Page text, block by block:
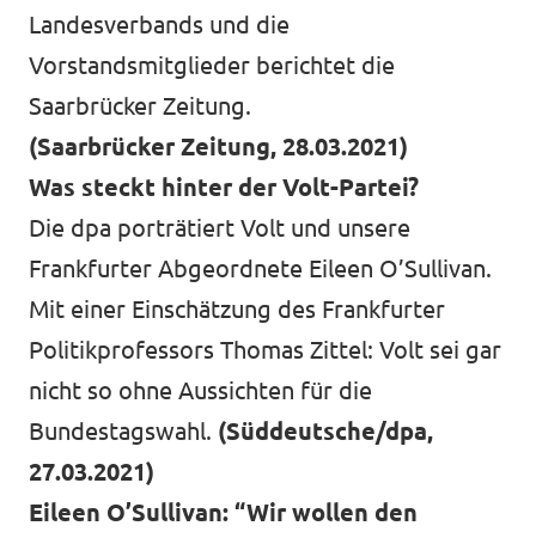
Landesverbands und die
Vorstandsmitglieder berichtet die
Saarbrücker Zeitung.
(Saarbrücker Zeitung, 28.03.2021)
Was steckt hinter der Volt-Partei?
Die dpa porträtiert Volt und unsere
Frankfurter Abgeordnete Eileen O’Sullivan.
Mit einer Einschätzung des Frankfurter
Politikprofessors Thomas Zittel: Volt sei gar
nicht so ohne Aussichten für die
Bundestagswahl. (Süddeutsche/dpa,
27.03.2021)
Eileen O’Sullivan: “Wir wollen den